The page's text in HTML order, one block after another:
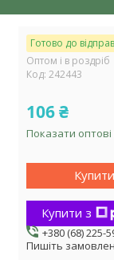
Готово до
Оптом і в роздріб
Код: 242443
106 ₴
Показати оптові
Купити
Купити з
+380 (68) 225-
Пишіть